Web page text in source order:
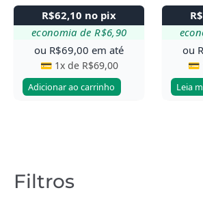
Filtros
R$62,10 no pix
economia deR$6,90
ou R$69,00 em até
💳 1x de R$69,00
Adicionar ao carrinho
R$
ou
💳
Leia